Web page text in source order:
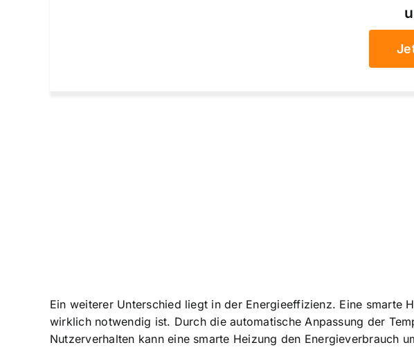
Ein weiterer Unterschied liegt in der Energieeffizienz. Eine smarte
wirklich notwendig ist. Durch die automatische Anpassung der
Nutzerverhalten kann eine smarte Heizung den Energieverbrauch